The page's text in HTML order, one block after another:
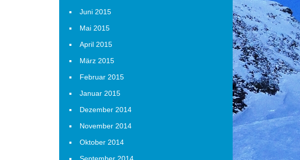
Juni 2015
Mai 2015
April 2015
März 2015
Februar 2015
Januar 2015
Dezember 2014
November 2014
Oktober 2014